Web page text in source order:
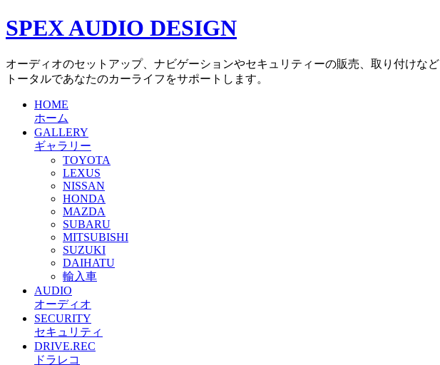
SPEX AUDIO DESIGN
オーディオのセットアップ、ナビゲーションやセキュリティーの販売、取り付けなど
トータルであなたのカーライフをサポートします。
HOME
ホーム
GALLERY
ギャラリー
TOYOTA
LEXUS
NISSAN
HONDA
MAZDA
SUBARU
MITSUBISHI
SUZUKI
DAIHATU
輸入車
AUDIO
オーディオ
SECURITY
セキュリティ
DRIVE.REC
ドラレコ